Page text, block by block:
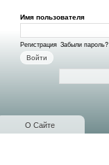
Вход на сайт
Имя пользователя
Регистрация Забыли пароль?
О Сайте